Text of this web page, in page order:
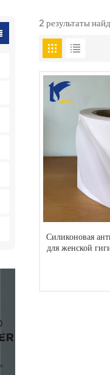
2 результаты
Силиконовая
для женской